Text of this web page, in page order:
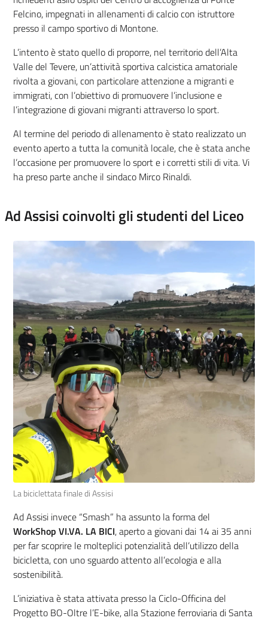
Felcino, impegnati in allenamenti di calcio con istruttore
presso il campo sportivo di Montone.
L’intento è stato quello di proporre, nel territorio dell’Alta
Valle del Tevere, un’attività sportiva calcistica amatoriale
rivolta a giovani, con particolare attenzione a migranti e
immigrati, con l’obiettivo di promuovere l’inclusione e
l’integrazione di giovani migranti attraverso lo sport.
Al termine del periodo di allenamento è stato realizzato un
evento aperto a tutta la comunità locale, che è stata anche
l’occasione per promuovere lo sport e i corretti stili di vita. Vi
ha preso parte anche il sindaco Mirco Rinaldi.
Ad Assisi coinvolti gli studenti del Liceo
La biciclettata finale di Assisi
Ad Assisi invece “Smash” ha assunto la forma del
WorkShop VI.VA. LA BICI, aperto a giovani dai 14 ai 35 anni
per far scoprire le molteplici potenzialità dell’utilizzo della
bicicletta, con uno sguardo attento all’ecologia e alla
sostenibilità.
L’iniziativa è stata attivata presso la Ciclo-Officina del
Progetto BO-Oltre l’E-bike, alla Stazione ferroviaria di Santa